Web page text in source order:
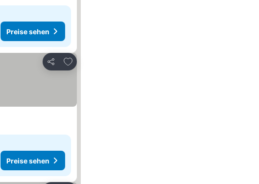
Preise sehen
Teilen
Zu Favoriten hinzufügen
Preise sehen